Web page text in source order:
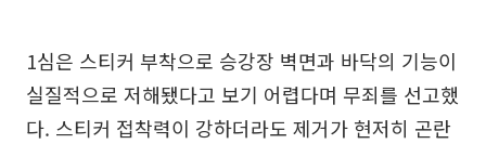
1심은 스티커 부착으로 승강장 벽면과 바닥의 기능이
실질적으로 저해됐다고 보기 어렵다며 무죄를 선고했
다. 스티커 접착력이 강하더라도 제거가 현저히 곤란